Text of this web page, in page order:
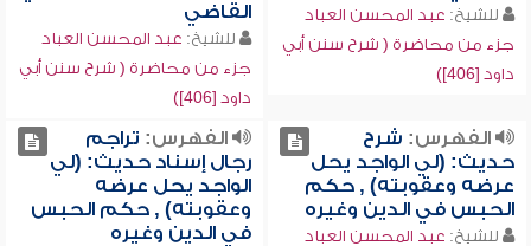
للشيخ: عبد المحسن العباد
جزء من محاضرة ( شرح سنن أبي
داود [406])
القاضي
للشيخ: عبد المحسن العباد
جزء من محاضرة ( شرح سنن أبي
داود [406])
الفهرس: شرح
حديث: (لي الواجد يحل
عرضه وعقوبته) , حكم
الحبس في الدين وغيره
للشيخ: عبد المحسن العباد
الفهرس: تراجم
رجال إسناد حديث: (لي
الواجد يحل عرضه
وعقوبته) , حكم الحبس
في الدين وغيره